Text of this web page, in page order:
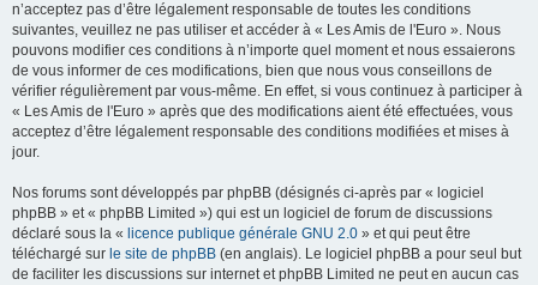
n’acceptez pas d’être légalement responsable de toutes les conditions
suivantes, veuillez ne pas utiliser et accéder à « Les Amis de l'Euro ». Nous
pouvons modifier ces conditions à n’importe quel moment et nous essaierons
de vous informer de ces modifications, bien que nous vous conseillons de
vérifier régulièrement par vous-même. En effet, si vous continuez à participer à
« Les Amis de l'Euro » après que des modifications aient été effectuées, vous
acceptez d’être légalement responsable des conditions modifiées et mises à
jour.
Nos forums sont développés par phpBB (désignés ci-après par « logiciel
phpBB » et « phpBB Limited ») qui est un logiciel de forum de discussions
déclaré sous la « licence publique générale GNU 2.0 » et qui peut être
téléchargé sur le site de phpBB (en anglais). Le logiciel phpBB a pour seul but
de faciliter les discussions sur internet et phpBB Limited ne peut en aucun cas